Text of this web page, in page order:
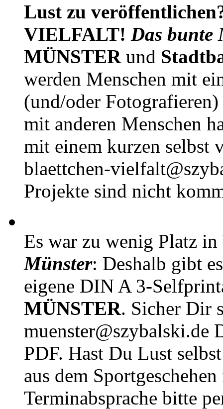
Lust zu
VIELFALT! Das bunte
MÜNSTER und
werden Menschen mit
(und/oder
mit anderen Menschen
mit einem kurzen selbst
blaettchen-
Projekte sind nicht
Es war zu wenig Platz in
Münster: Deshalb gibt
eigene DIN A 3-
MÜNSTER. Sicher Dir
muenster@szybalski.de
PDF. Hast Du Lust
aus dem
Terminabsprache bitte